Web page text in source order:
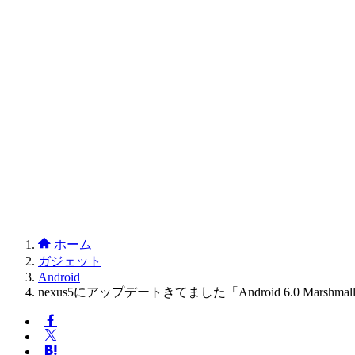
ホーム
ガジェット
Android
nexus5にアップデートきてました「Android 6.0